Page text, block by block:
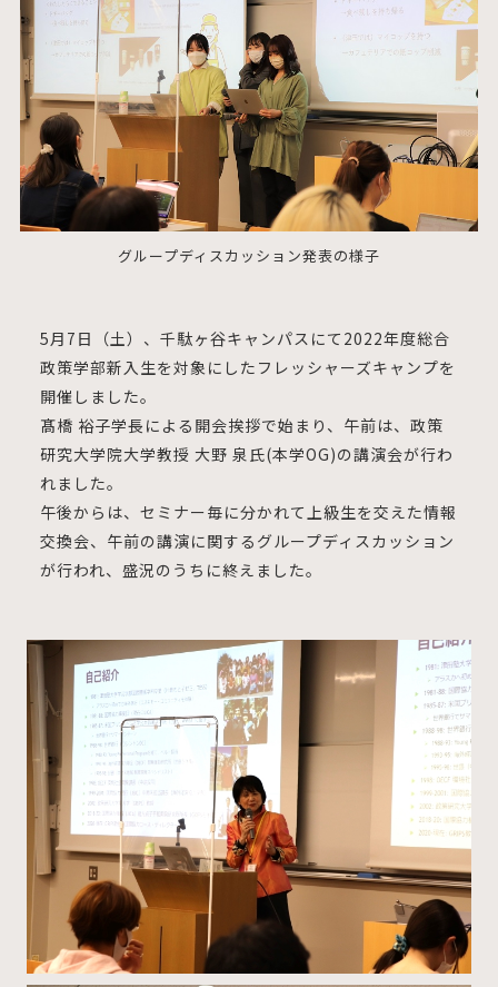
グループディスカッション発表の様子
5月7日（土）、千駄ヶ谷キャンパスにて2022年度総合
政策学部新入生を対象にしたフレッシャーズキャンプを
開催しました。
髙橋 裕子学長による開会挨拶で始まり、午前は、政策
研究大学院大学教授 大野 泉氏(本学OG)の講演会が行わ
れました。
午後からは、セミナー毎に分かれて上級生を交えた情報
交換会、午前の講演に関するグループディスカッション
が行われ、盛況のうちに終えました。